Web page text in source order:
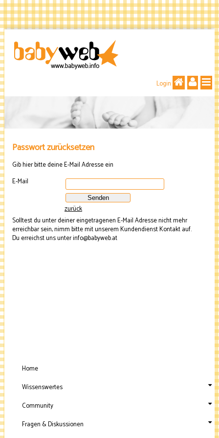
Login
Passwort zurücksetzen
Gib hier bitte deine E-Mail Adresse ein
E-Mail
Senden
zurück
Solltest du unter deiner eingetragenen E-Mail Adresse nicht mehr
erreichbar sein, nimm bitte mit unserem Kundendienst Kontakt auf.
Du erreichst uns unterinfo@babyweb.at
Home
Wissenswertes
Community
Fragen & Diskussionen